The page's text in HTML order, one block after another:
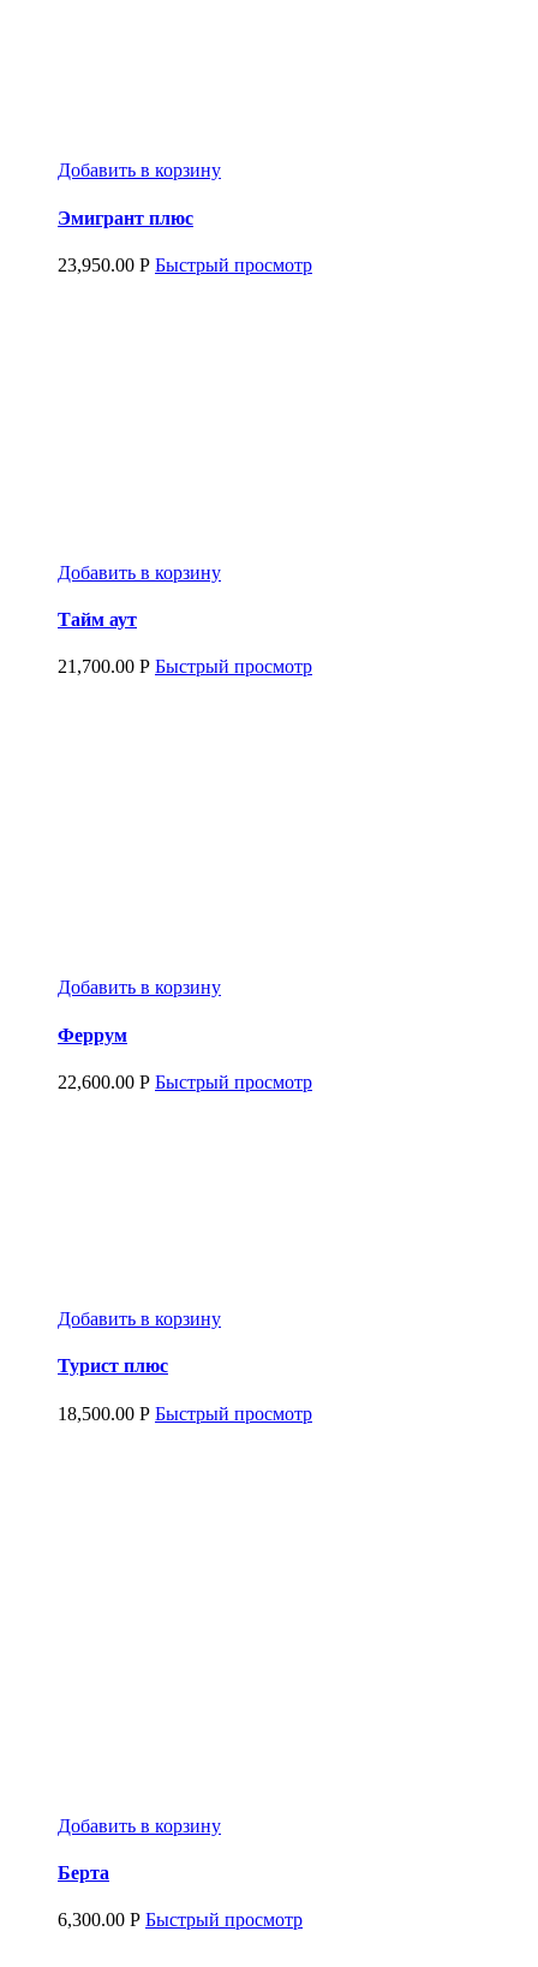
Добавить в корзину
Эмигрант плюс
23,950.00 Р Быстрый просмотр
Добавить в корзину
Тайм аут
21,700.00 Р Быстрый просмотр
Добавить в корзину
Феррум
22,600.00 Р Быстрый просмотр
Добавить в корзину
Турист плюс
18,500.00 Р Быстрый просмотр
Добавить в корзину
Берта
6,300.00 Р Быстрый просмотр